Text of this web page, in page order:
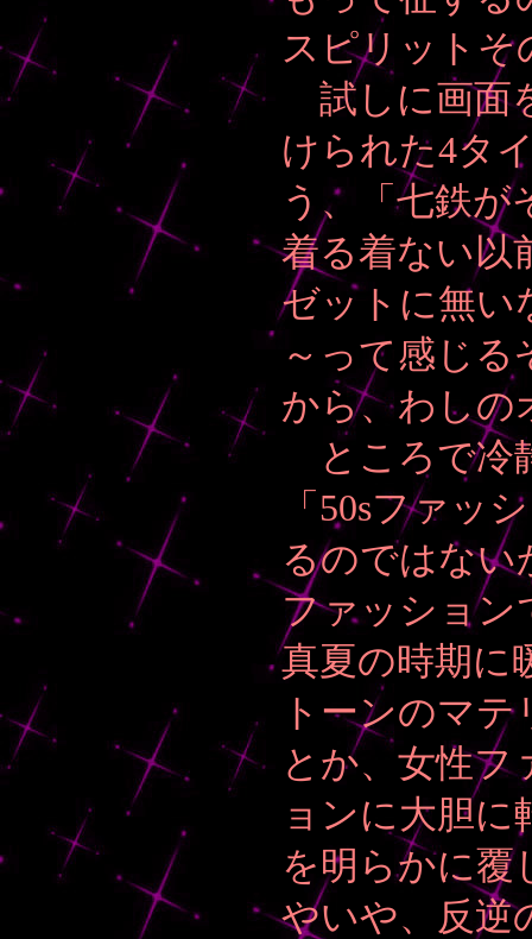
スピリットそ
試しに画面
けられた4タ
う、「七鉄が
着る着ない以
ゼットに無い
～って感じる
から、わしの
ところで冷
「50sファッ
るのではない
ファッション
真夏の時期に
トーンのマ
とか、女性フ
ョンに大胆
を明らかに覆
やいや、反逆